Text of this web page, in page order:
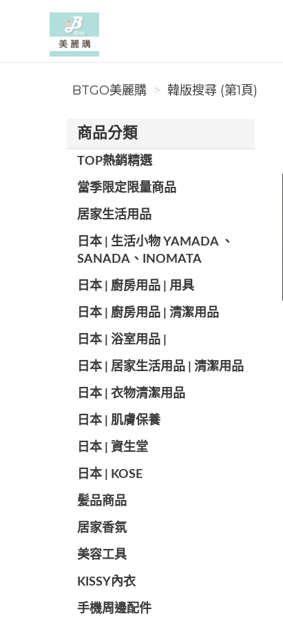
BTGO美麗購
BTGO美麗購 韓版搜尋 (第1頁)
商品分類
TOP熱銷精選
當季限定限量商品
居家生活用品
日本 | 生活小物 YAMADA 、
SANADA、INOMATA
日本 | 廚房用品 | 用具
日本 | 廚房用品 | 清潔用品
日本 | 浴室用品 |
日本 | 居家生活用品 | 清潔用品
日本 | 衣物清潔用品
日本 | 肌膚保養
日本 | 資生堂
日本 | KOSE
髪品商品
居家香氛
美容工具
KISSY內衣
手機周邊配件